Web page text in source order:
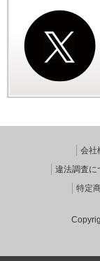
会社
違法調査に
特定